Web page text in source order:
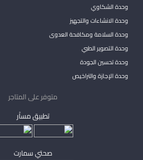
وحدة الشكاوي
وحدة الانشاءات والتجهيز
وحدة السلامة ومكافحة العدوى
وحدة التصوير الطبي
وحدة تحسين الجودة
وحدة الإجازة والتراخيص
متوفر على المتاجر
تطبيق مساْر
صحتي سمارت